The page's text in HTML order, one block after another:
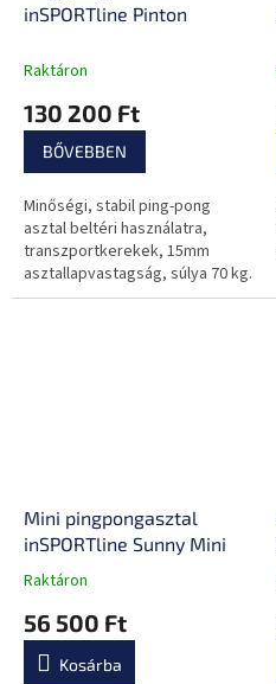
inSPORTline Pinton
Raktáron
130 200 Ft
BŐVEBBEN
Minőségi, stabil ping-pong
asztal beltéri használatra,
transzportkerekek, 15mm
asztallapvastagság, súlya 70 kg.
Mini pingpongasztal
inSPORTline Sunny Mini
A
átlagos
értékelése
Raktáron
56 500 Ft
Kosárba